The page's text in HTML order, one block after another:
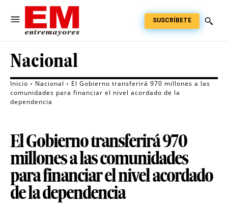
SUSCRÍBETE
Nacional
Inicio Nacional
El Gobierno transferirá 970 millones a las
comunidades para financiar el nivel acordado de la
dependencia
El Gobierno transferirá 970
millones a las comunidades
para financiar el nivel acordado
de la dependencia